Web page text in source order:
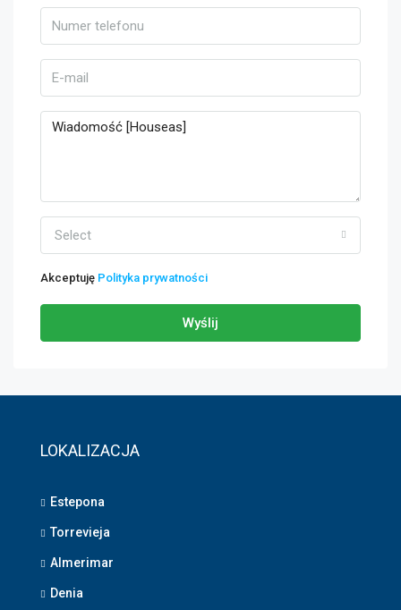
Select
Akceptuję Polityka prywatności
Wyślij
LOKALIZACJA
Estepona
Torrevieja
Almerimar
Denia